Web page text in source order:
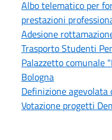
Albo telematico per
prestazioni
Adesione
Trasporto Studenti
Palazzetto comunale
Bologna
Definizione
Votazione progetti